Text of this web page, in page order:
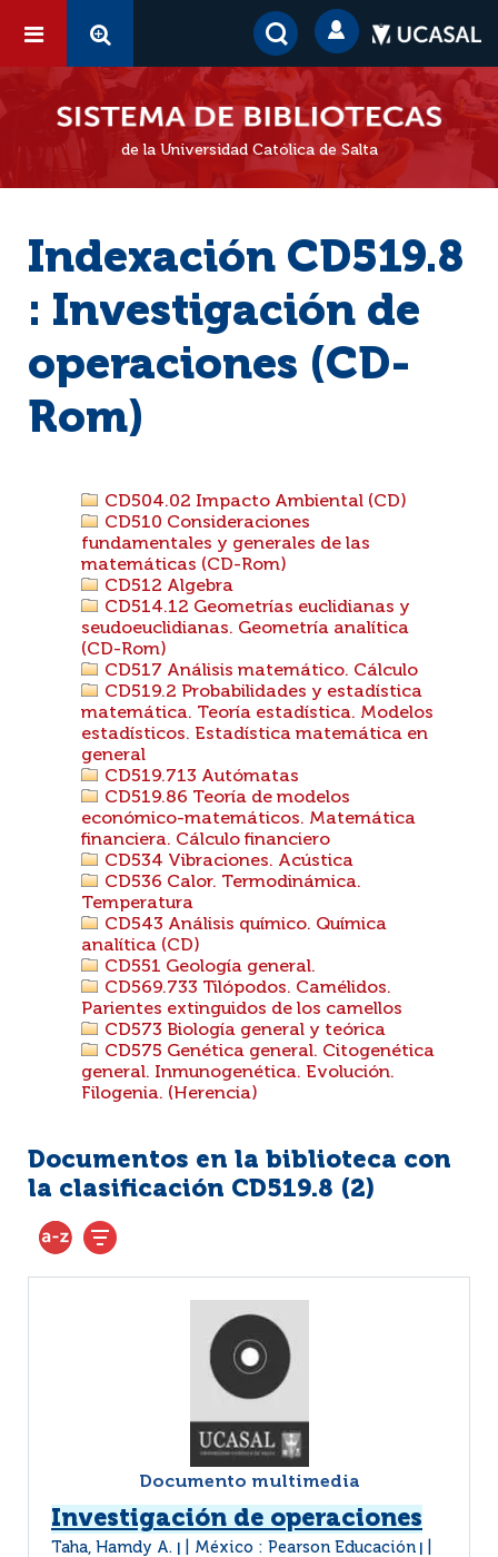
de la Universidad Católica de Salta
Indexación CD519.8
: Investigación de
operaciones (CD-
Rom)
CD504.02 Impacto Ambiental (CD)
CD510 Consideraciones
fundamentales y generales de las
matemáticas (CD-Rom)
CD512 Algebra
CD514.12 Geometrías euclidianas y
seudoeuclidianas. Geometría analítica
(CD-Rom)
CD517 Análisis matemático. Cálculo
CD519.2 Probabilidades y estadística
matemática. Teoría estadística. Modelos
estadísticos. Estadística matemática en
general
CD519.713 Autómatas
CD519.86 Teoría de modelos
económico-matemáticos. Matemática
financiera. Cálculo financiero
CD534 Vibraciones. Acústica
CD536 Calor. Termodinámica.
Temperatura
CD543 Análisis químico. Química
analítica (CD)
CD551 Geología general.
CD569.733 Tilópodos. Camélidos.
Parientes extinguidos de los camellos
CD573 Biología general y teórica
CD575 Genética general. Citogenética
general. Inmunogenética. Evolución.
Filogenia. (Herencia)
Documentos en la biblioteca con
la clasificación CD519.8 (2)
Documento multimedia
Investigación de operaciones
Taha, Hamdy A. México : Pearson Educación